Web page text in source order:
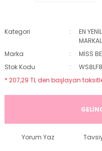
Kategori EN
Marka
MİSS
Stok Kodu
* 207,29 TL den başlayan
Yorum Yaz